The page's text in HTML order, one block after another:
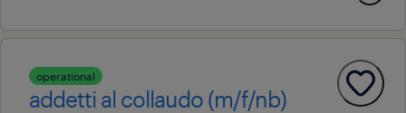
operational
addetti al collaudo (m/f/nb)